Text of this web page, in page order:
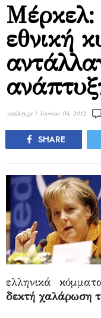
Μέρκελ:
εθνική
antikry.gr | Ιουνίου 04, 2012
SHARE
ελληνικά
δεκτή χαλάρωση